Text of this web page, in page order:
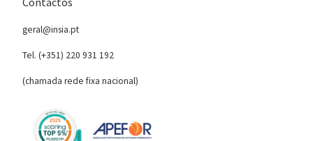
geral@insia.pt
Tel. (+351) 220 931 192
(chamada rede fixa nacional)